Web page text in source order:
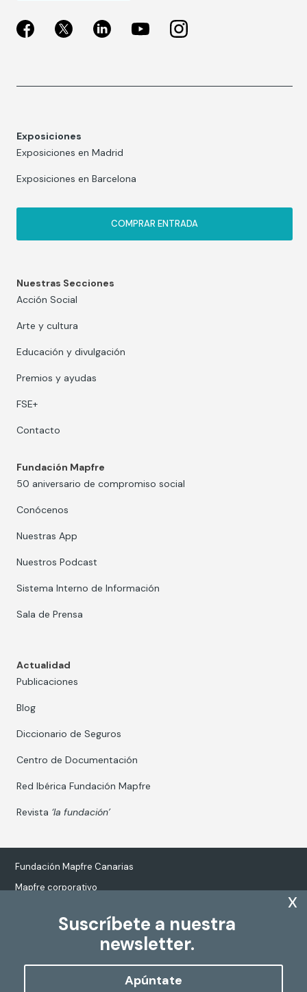
Suscríbete a nuestra
newsletter.
Apúntate
x
Exposiciones
Exposiciones en Madrid
Exposiciones en Barcelona
COMPRAR ENTRADA
Nuestras Secciones
Acción Social
Arte y cultura
Educación y divulgación
Premios y ayudas
FSE+
Contacto
Fundación Mapfre
50 aniversario de compromiso social
Conócenos
Nuestras App
Nuestros Podcast
Sistema Interno de Información
Sala de Prensa
Actualidad
Publicaciones
Blog
Diccionario de Seguros
Centro de Documentación
Red Ibérica Fundación Mapfre
Revista ‘la fundación’
Fundación Mapfre Canarias
Mapfre corporativo
Tratamiento de datos personales
Política de Cookies